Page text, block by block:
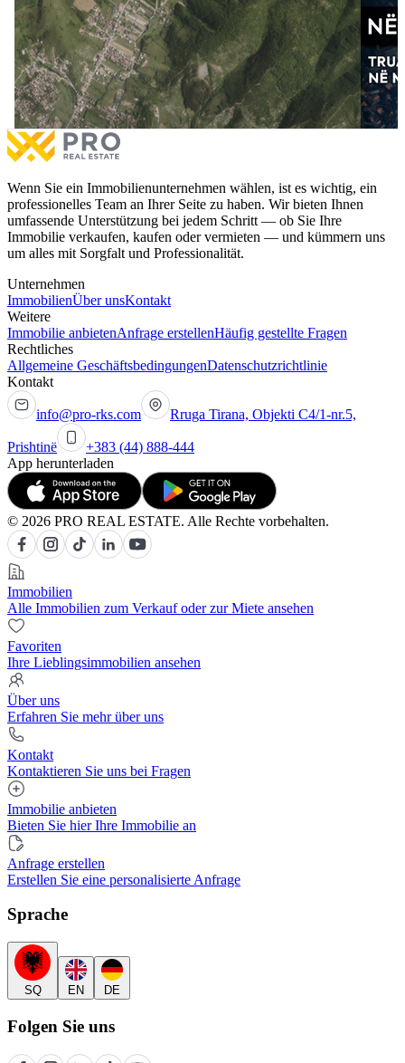
5 Ar Grundstück zum #VERKAUF in Butovc
5 Ar Grundstück zum #VERKAUF in Butovc
€30,000 zu verkaufen
50.0%
Mit Besitzurkunde
Dokumentation mit Notar
Mehr
5 Ar
5 Ar
Mit
Wenn Sie ein Immobilienunternehmen wählen, ist es wichtig, ein
professionelles Team an Ihrer Seite zu haben. Wir bieten Ihnen
umfassende Unterstützung bei jedem Schritt — ob Sie Ihre
Immobilie verkaufen, kaufen oder vermieten — und kümmern uns
um alles mit Sorgfalt und Professionalität.
Unternehmen
ImmobilienÜber unsKontakt
Weitere
Immobilie anbietenAnfrage erstellenHäufig gestellte Fragen
Rechtliches
Allgemeine GeschäftsbedingungenDatenschutzrichtlinie
Kontakt
info@pro-rks.com Rruga Tirana, Objekti C4/1-nr.5,
Prishtinë
+383 (44) 888-444
App herunterladen
© 2026 PRO REAL ESTATE. Alle Rechte vorbehalten.
Immobilien
Alle Immobilien zum Verkauf oder zur Miete ansehen
Favoriten
Ihre Lieblingsimmobilien ansehen
Über uns
Erfahren Sie mehr über uns
Kontakt
Kontaktieren Sie uns bei Fragen
Immobilie anbieten
Bieten Sie hier Ihre Immobilie an
Anfrage erstellen
Erstellen Sie eine personalisierte Anfrage
Sprache
SQ EN DE
Folgen Sie uns